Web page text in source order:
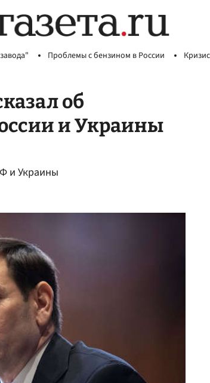
Проблемы с бензином в России
об
и Украины
и Украины